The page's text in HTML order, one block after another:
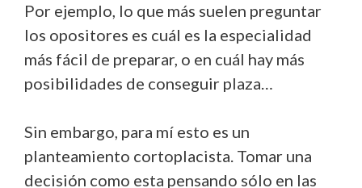
Por ejemplo, lo que más suelen preguntar
los opositores es cuál es la especialidad
más fácil de preparar, o en cuál hay más
posibilidades de conseguir plaza…
Sin embargo, para mí esto es un
planteamiento cortoplacista. Tomar una
decisión como esta pensando sólo en las